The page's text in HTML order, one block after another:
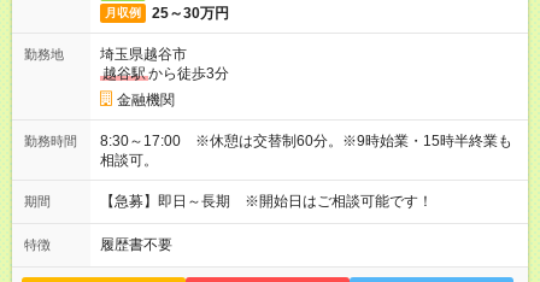
月収例 25～30万円
勤務地
埼玉県越谷市
越谷駅から徒歩3分
金融機関
勤務時間
8:30～17:00 ※休憩は交替制60分。※9時始業・15時半終業も
相談可。
期間 【急募】即日～長期 ※開始日はご相談可能です！
特徴 履歴書不要